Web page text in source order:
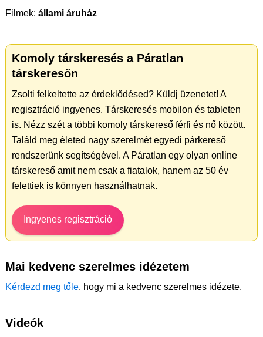
Filmek: állami áruház
Komoly társkeresés a Páratlan
társkeresőn
Zsolti felkeltette az érdeklődésed? Küldj üzenetet! A
regisztráció ingyenes. Társkeresés mobilon és tableten
is. Nézz szét a többi komoly társkereső férfi és nő között.
Találd meg életed nagy szerelmét egyedi párkereső
rendszerünk segítségével. A Páratlan egy olyan online
társkereső amit nem csak a fiatalok, hanem az 50 év
felettiek is könnyen használhatnak.
Ingyenes regisztráció
Mai kedvenc szerelmes idézetem
Kérdezd meg tőle, hogy mi a kedvenc szerelmes idézete.
Videók